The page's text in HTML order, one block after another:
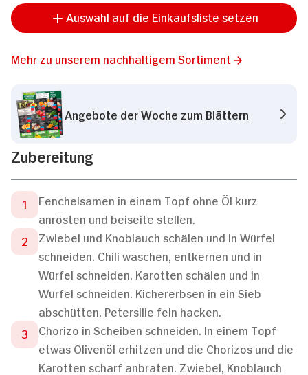
Auswahl auf die Einkaufsliste setzen
Mehr zu unserem nachhaltigem Sortiment
Angebote der Woche zum Blättern
Zubereitung
Fenchelsamen in einem Topf ohne Öl kurz
anrösten und beiseite stellen.
Zwiebel und Knoblauch schälen und in Würfel
schneiden. Chili waschen, entkernen und in
Würfel schneiden. Karotten schälen und in
Würfel schneiden. Kichererbsen in ein Sieb
abschütten. Petersilie fein hacken.
Chorizo in Scheiben schneiden. In einem Topf
etwas Olivenöl erhitzen und die Chorizos und die
Karotten scharf anbraten. Zwiebel, Knoblauch